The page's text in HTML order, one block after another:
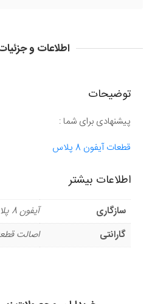
اطلاعات و
توضیحات
پیشنهادی برای شما :
قطعات آیفون 8 پلاس
اطلاعات بیشتر
سازگاری
آیفون 8 پلاس
گارانتی
اصالت